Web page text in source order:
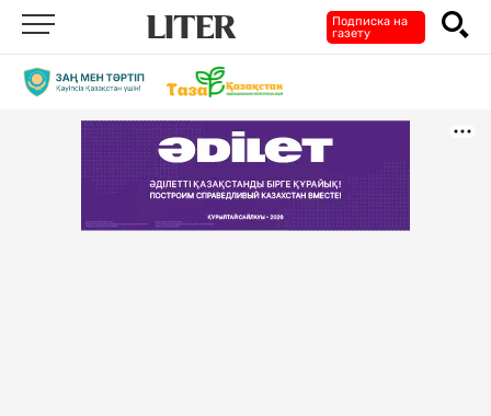
Подписка на
газету